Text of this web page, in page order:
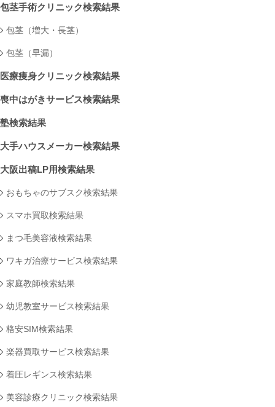
包茎手術クリニック検索結果
包茎（増大・長茎）
包茎（早漏）
医療痩身クリニック検索結果
喪中はがきサービス検索結果
塾検索結果
大手ハウスメーカー検索結果
大阪出稿LP用検索結果
おもちゃのサブスク検索結果
スマホ買取検索結果
まつ毛美容液検索結果
ワキガ治療サービス検索結果
家庭教師検索結果
幼児教室サービス検索結果
格安SIM検索結果
楽器買取サービス検索結果
着圧レギンス検索結果
美容診療クリニック検索結果